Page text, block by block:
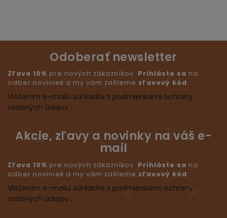
Odoberať newsletter
Zľava 10% pre nových zákazníkov. Prihláste sa na
odber noviniek a my vám zašleme zľavový kód.
Vložením e-mailu súhlasíte s podmienkami ochrany
osobných údajov .
Akcie, zľavy a novinky na váš e-
mail
Zľava 10% pre nových zákazníkov. Prihláste sa na
odber noviniek a my vám zašleme zľavový kód.
Vložením e-mailu súhlasíte s podmienkami ochrany
osobných údajov .